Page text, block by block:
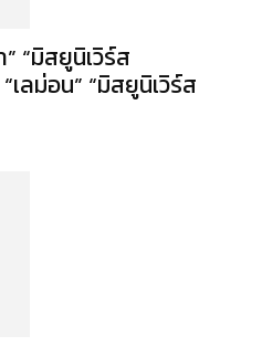
“มิสยูนิเวิร์ส
เลม่อน” “มิสยูนิเวิร์ส